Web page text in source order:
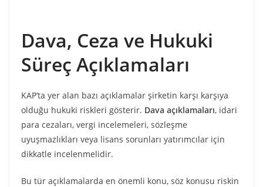
Dava, Ceza ve Hukuki
Süreç Açıklamaları
KAP’ta yer alan bazı açıklamalar şirketin karşı karşıya
olduğu hukuki riskleri gösterir. Dava açıklamaları, idari
para cezaları, vergi incelemeleri, sözleşme
uyuşmazlıkları veya lisans sorunları yatırımcılar için
dikkatle incelenmelidir.
Bu tür açıklamalarda en önemli konu, söz konusu riskin